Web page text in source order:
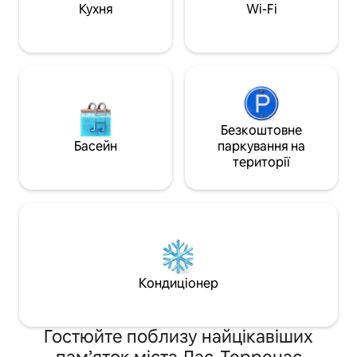
сучасна кухня з посудомийною
машиною + Netflix для ідеального
Кухня Wi-Fi
Басейн
Безкоштовне
паркування на
території
Кондиціонер
Гостюйте поблизу найцікавіших